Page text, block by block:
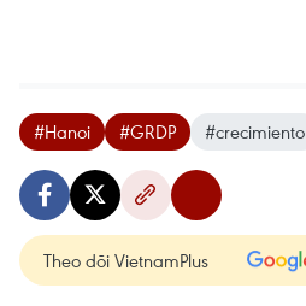
#Hanoi #GRDP #crecimiento
Theo dõi VietnamPlus